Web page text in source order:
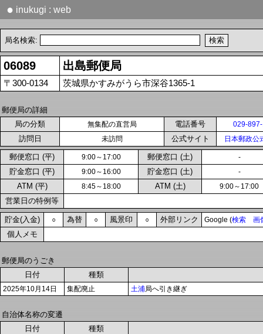
● inukugi : web
局名検索:
06089 出島郵便局
〒300-0134 茨城県かすみがうら市深谷1365-1
郵便局の詳細
局の分類
無集配の直営局 電話番号 029-
訪問日 未訪問 公式サイト 日本郵政公
郵便窓口 (平) 9:00～17:00 郵便窓口 (土) -
貯金窓口 (平) 9:00～16:00 貯金窓口 (土) -
ATM (平) 8:45～18:00 ATM (土) 9:00～17:00
営業日の特例等
貯金(入金) ○ 為替 ○ 風景印 ○ 外部リンク Google (検索 画
個人メモ
郵便局のうごき
日付
種類
2025年10月14日 集配廃止 土浦局へ引き継ぎ
自治体名称の変遷
日付
種類